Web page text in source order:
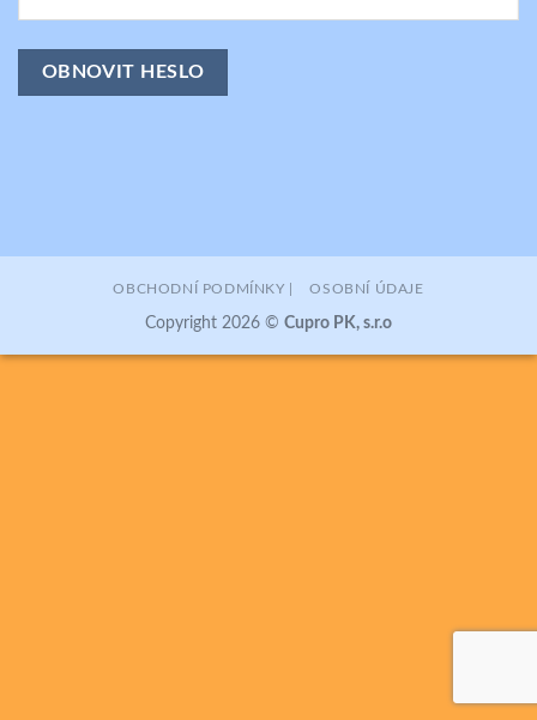
OBNOVIT HESLO
OBCHODNÍ PODMÍNKY | OSOBNÍ ÚDAJE
Copyright 2026 © Cupro PK, s.r.o